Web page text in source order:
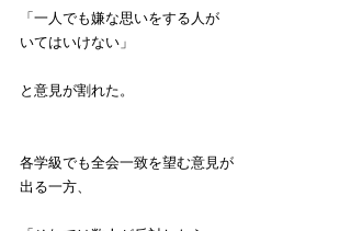
「一人でも嫌な思いをする人が
いてはいけない」
と意見が割れた。
各学級でも全会一致を望む意見が
出る一方、